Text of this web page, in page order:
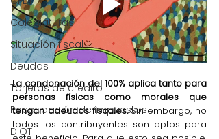
Colegiaturas
Situación fiscal
Deudas
Tarjetas de crédito
Recaudación de impuestos
DIOT
La condonación del 100% aplica tanto para
personas físicas como morales que
tengan adeudos fiscales. Sin embargo, no
todos los contribuyentes son aptos para